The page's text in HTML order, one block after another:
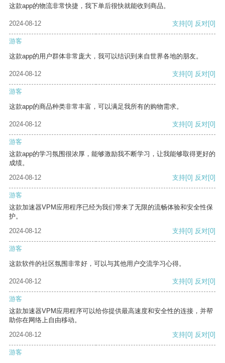
这款app的物流非常快捷，我下单后很快就能收到商品。
2024-08-12 支持[0] 反对[0]
游客
这款app的用户群体非常庞大，我可以结识到来自世界各地的朋友。
2024-08-12 支持[0] 反对[0]
游客
这款app的商品种类非常丰富，可以满足我所有的购物需求。
2024-08-12 支持[0] 反对[0]
游客
这款app的学习氛围很浓厚，能够激励我不断学习，让我能够取得更好的
成绩。
2024-08-12
支持[0] 反对[0]
游客
这款加速器VPM应用程序已经为我们带来了无限的流畅体验和安全性保
护。
2024-08-12
支持[0] 反对[0]
游客
这款软件的社区氛围非常好，可以与其他用户交流学习心得。
2024-08-12 支持[0] 反对[0]
游客
这款加速器VPM应用程序可以给你提供最高速度和安全性的连接，并帮
助你在网络上自由移动。
2024-08-12
支持[0] 反对[0]
游客